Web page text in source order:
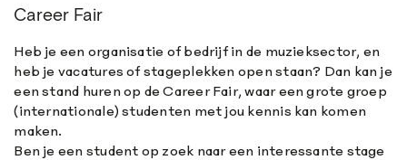
Career Fair
Heb je een organisatie of bedrijf in de muzieksector, en
heb je vacatures of stageplekken open staan? Dan kan je
een stand huren op de Career Fair, waar een grote groep
(internationale) studenten met jou kennis kan komen
maken.
Ben je een student op zoek naar een interessante stage